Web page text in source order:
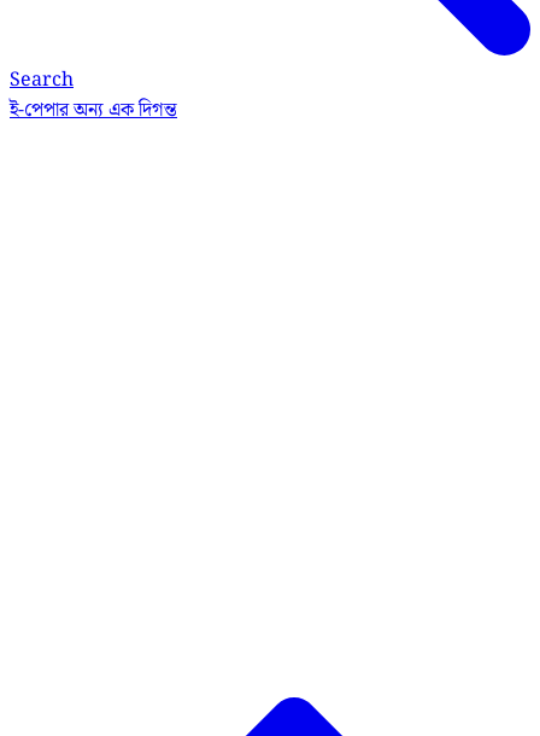
Search
ই-পেপারঅন্য এক দিগন্ত